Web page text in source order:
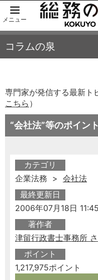
メニュー
コラムの泉
専門家が発信する最新ト
こちら ）
“会社法”等のポイン
カテゴリ
企業法務 > 会社法
最終更新日
2006年07月18日 11:45
著作者
津留行政書士事務所
ポイント
1,217,975ポイント